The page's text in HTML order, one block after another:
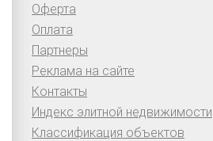
Оферта
Оплата
Партнеры
Реклама на сайте
Контакты
Индекс элитной недвижимости
Классификация объектов